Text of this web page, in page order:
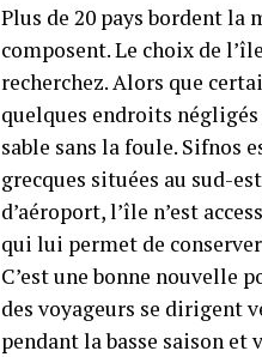
Plus de 20 pays bordent
composent. Le choix de
recherchez. Alors que
quelques endroits
sable sans la foule. Sifnos
grecques situées au sud-
d’aéroport, l’île n’est
qui lui permet de
C’est une bonne nouvelle
des voyageurs se dirigent
pendant la basse saison et